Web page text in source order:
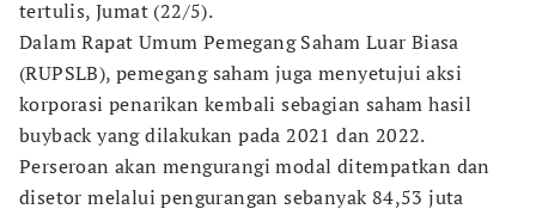
tertulis, Jumat (22/5).
Dalam Rapat Umum Pemegang Saham Luar Biasa
(RUPSLB), pemegang saham juga menyetujui aksi
korporasi penarikan kembali sebagian saham hasil
buyback yang dilakukan pada 2021 dan 2022.
Perseroan akan mengurangi modal ditempatkan dan
disetor melalui pengurangan sebanyak 84,53 juta